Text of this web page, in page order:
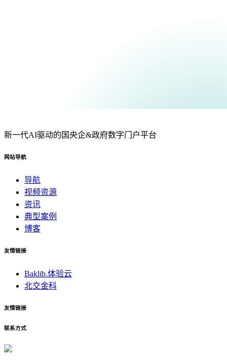
新一代AI驱动的国央企&政府数字门户平台
网站导航
导航
视频资源
资讯
典型案例
博客
友情链接
Baklib.体验云
北交金科
友情链接
联系方式